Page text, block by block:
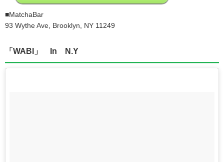
■MatchaBar
93 Wythe Ave, Brooklyn, NY 11249
「WABI」 In N.Y